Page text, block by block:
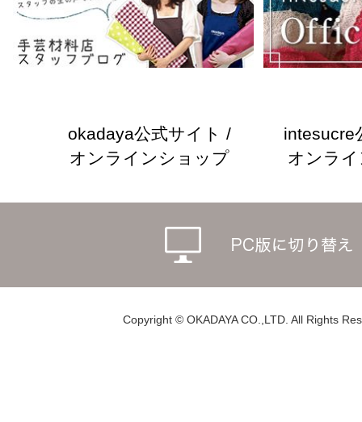
okadaya公式サイト /
オンラインショップ
intesucre
オンラ
Copyright © OKADAYA CO.,LTD. All Rights